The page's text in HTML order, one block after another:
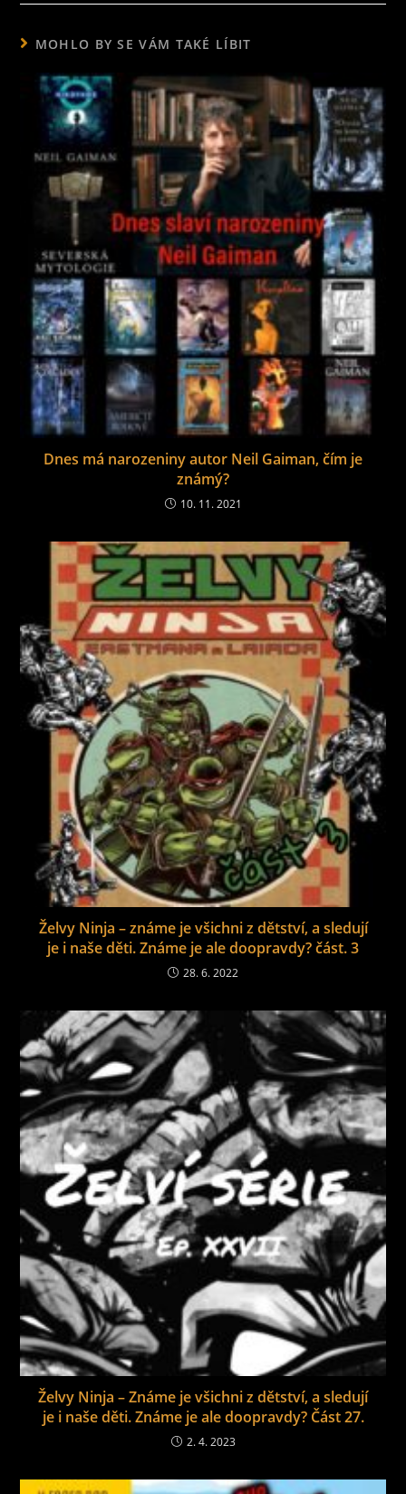
MOHLO BY SE VÁM TAKÉ LÍBIT
Dnes má narozeniny autor Neil Gaiman, čím je
známý?
10. 11. 2021
Želvy Ninja – známe je všichni z dětství, a sledují
je i naše děti. Známe je ale doopravdy? část. 3
28. 6. 2022
Želvy Ninja – Známe je všichni z dětství, a sledují
je i naše děti. Známe je ale doopravdy? Část 27.
2. 4. 2023